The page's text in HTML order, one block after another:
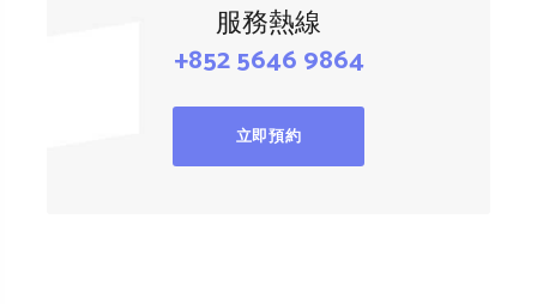
服務熱線
+852 5646 9864
立即預約